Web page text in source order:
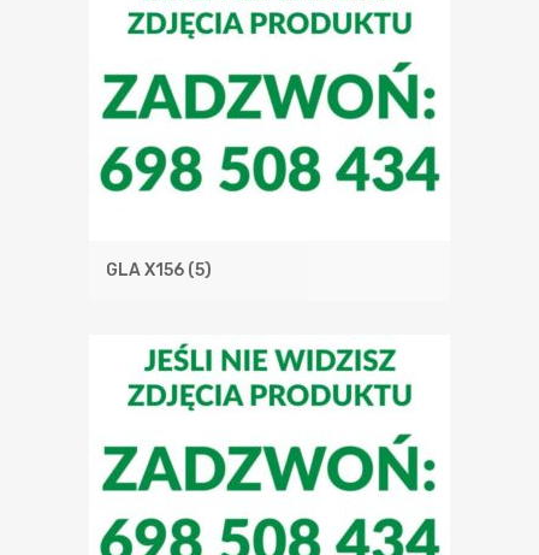
GLA X156 (5)